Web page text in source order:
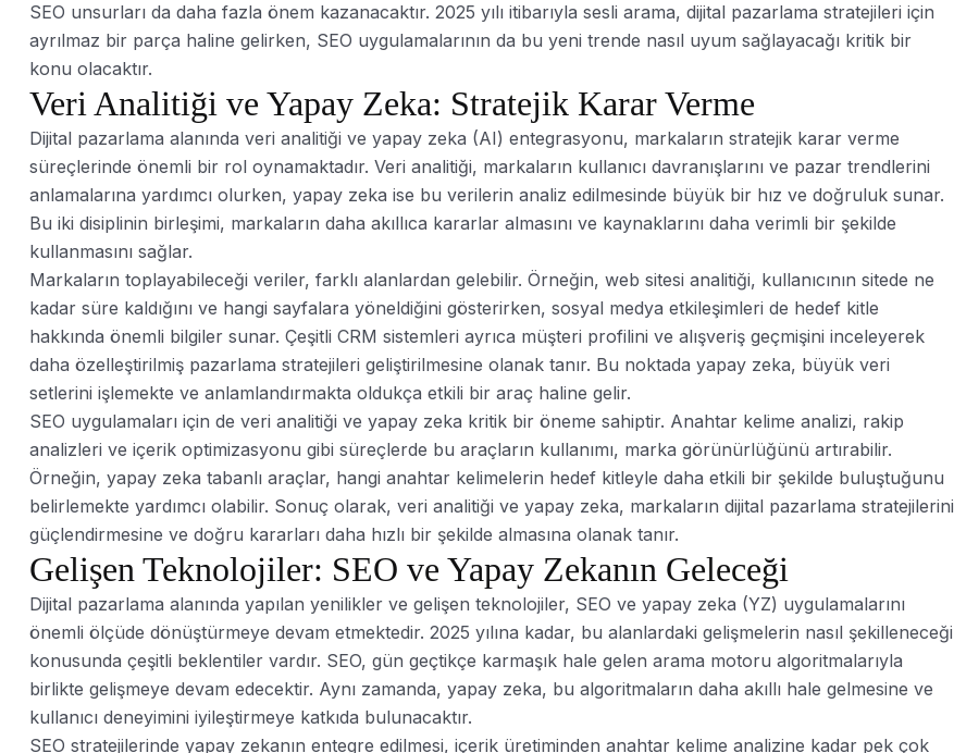
SEO unsurları da daha fazla önem kazanacaktır. 2025 yılı itibarıyla sesli arama, dijital pazarlama stratejileri için
ayrılmaz bir parça haline gelirken, SEO uygulamalarının da bu yeni trende nasıl uyum sağlayacağı kritik bir
konu olacaktır.
Veri Analitiği ve Yapay Zeka: Stratejik Karar Verme
Dijital pazarlama alanında veri analitiği ve yapay zeka (AI) entegrasyonu, markaların stratejik karar verme
süreçlerinde önemli bir rol oynamaktadır. Veri analitiği, markaların kullanıcı davranışlarını ve pazar trendlerini
anlamalarına yardımcı olurken, yapay zeka ise bu verilerin analiz edilmesinde büyük bir hız ve doğruluk sunar.
Bu iki disiplinin birleşimi, markaların daha akıllıca kararlar almasını ve kaynaklarını daha verimli bir şekilde
kullanmasını sağlar.
Markaların toplayabileceği veriler, farklı alanlardan gelebilir. Örneğin, web sitesi analitiği, kullanıcının sitede ne
kadar süre kaldığını ve hangi sayfalara yöneldiğini gösterirken, sosyal medya etkileşimleri de hedef kitle
hakkında önemli bilgiler sunar. Çeşitli CRM sistemleri ayrıca müşteri profilini ve alışveriş geçmişini inceleyerek
daha özelleştirilmiş pazarlama stratejileri geliştirilmesine olanak tanır. Bu noktada yapay zeka, büyük veri
setlerini işlemekte ve anlamlandırmakta oldukça etkili bir araç haline gelir.
SEO uygulamaları için de veri analitiği ve yapay zeka kritik bir öneme sahiptir. Anahtar kelime analizi, rakip
analizleri ve içerik optimizasyonu gibi süreçlerde bu araçların kullanımı, marka görünürlüğünü artırabilir.
Örneğin, yapay zeka tabanlı araçlar, hangi anahtar kelimelerin hedef kitleyle daha etkili bir şekilde buluştuğunu
belirlemekte yardımcı olabilir. Sonuç olarak, veri analitiği ve yapay zeka, markaların dijital pazarlama stratejilerini
güçlendirmesine ve doğru kararları daha hızlı bir şekilde almasına olanak tanır.
Gelişen Teknolojiler: SEO ve Yapay Zekanın Geleceği
Dijital pazarlama alanında yapılan yenilikler ve gelişen teknolojiler, SEO ve yapay zeka (YZ) uygulamalarını
önemli ölçüde dönüştürmeye devam etmektedir. 2025 yılına kadar, bu alanlardaki gelişmelerin nasıl şekilleneceği
konusunda çeşitli beklentiler vardır. SEO, gün geçtikçe karmaşık hale gelen arama motoru algoritmalarıyla
birlikte gelişmeye devam edecektir. Aynı zamanda, yapay zeka, bu algoritmaların daha akıllı hale gelmesine ve
kullanıcı deneyimini iyileştirmeye katkıda bulunacaktır.
SEO stratejilerinde yapay zekanın entegre edilmesi, içerik üretiminden anahtar kelime analizine kadar pek çok